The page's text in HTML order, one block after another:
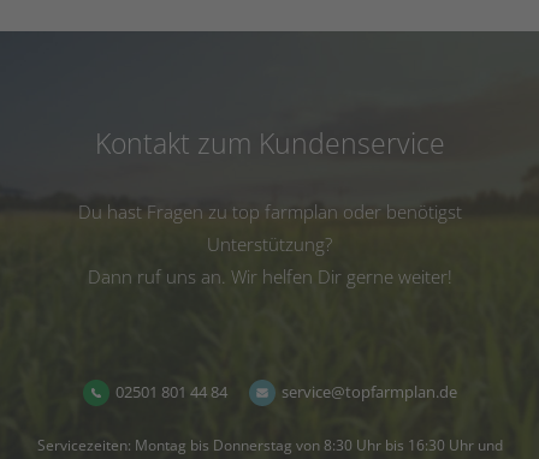
Kontakt zum Kundenservice
Du hast Fragen zu top farmplan oder benötigst
Unterstützung?
Dann ruf uns an. Wir helfen Dir gerne weiter!
02501 801 44 84 service@topfarmplan.de
Servicezeiten: Montag bis Donnerstag von 8:30 Uhr bis 16:30 Uhr und